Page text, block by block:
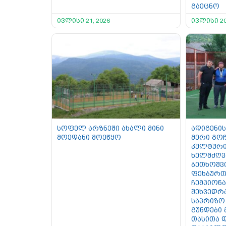
ივლისი 21, 2026
გაეცნო
ივლისი
სოფელ არზნეში ახალი მინი
მოედანი მოეწყო
მერი
გუნდები
თასითა